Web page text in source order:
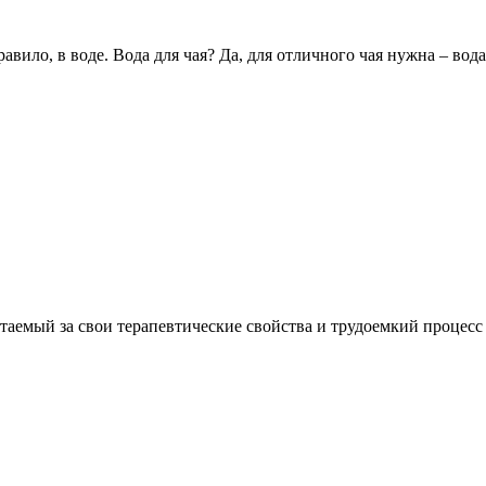
в воде. Вода для чая? Да, для отличного чая нужна –
за свои терапевтические свойства и трудоемкий